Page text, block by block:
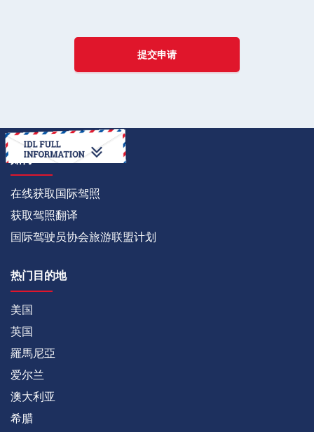
提交申请
如何
在线获取国际驾照
获取驾照翻译
国际驾驶员协会旅游联盟计划
热门目的地
美国
英国
羅馬尼亞
爱尔兰
澳大利亚
希腊